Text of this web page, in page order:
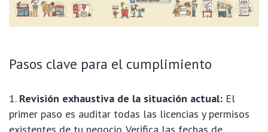
Pasos clave para el cumplimiento
Revisión exhaustiva de la situación actual: El
primer paso es auditar todas las licencias y permisos